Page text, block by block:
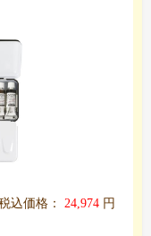
込価格： 24,974 円